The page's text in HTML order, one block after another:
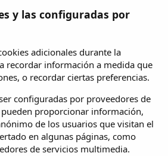
y las configuradas por
adicionales durante la
recordar información a medida que
o recordar ciertas preferencias.
configuradas por proveedores de
proporcionar información,
de los usuarios que visitan el
en algunas páginas, como
de servicios multimedia.